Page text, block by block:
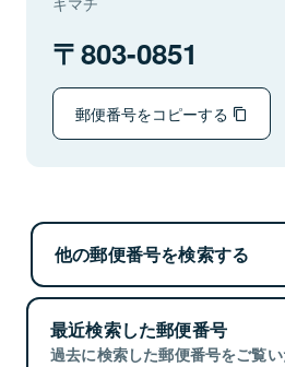
803-0851
郵便番号をコピーする
他の郵便番号を検索する
最近検索した郵便番号
過去に検索した郵便番号をご覧い